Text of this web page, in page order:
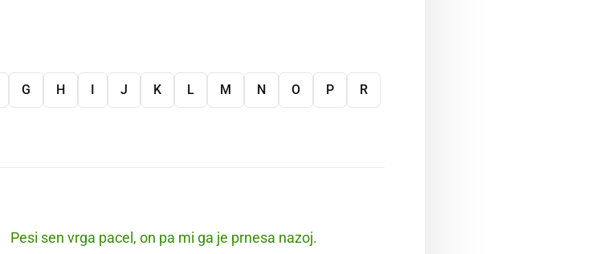
G H I J K L M N O P R
Pesi sen vrga pacel, on pa mi ga je prnesa nazoj.